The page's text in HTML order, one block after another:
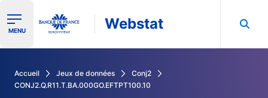
Ouvrir le menu de navigation
MENU Webstat
Accueil Jeux de données
Conj2
CONJ2.Q.R11.T.BA.000GO.EFTPT100.10